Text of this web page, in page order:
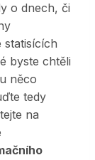
o dnech, či
statisících
byste chtěli
něco
tedy
na